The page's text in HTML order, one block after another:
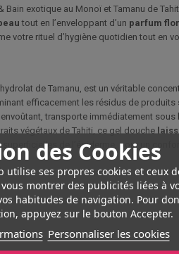
des Cookies
utilise ses propres cookies et ceux
montrer des publicités liées à
habitudes de navigation. Pour
appuyez sur le bouton Accepter.
Personnaliser les cookies
exotique au Monoï et Tamanu de
tout en l’enveloppant d’un parfum
votre rituel d’hygiène quotidien tout en
de Tamanu, est un véritable
efficacement les résidus de produits
transporte immédiatement
végétaux de Tahiti, ce gel douche
de l’épiderme, pour un